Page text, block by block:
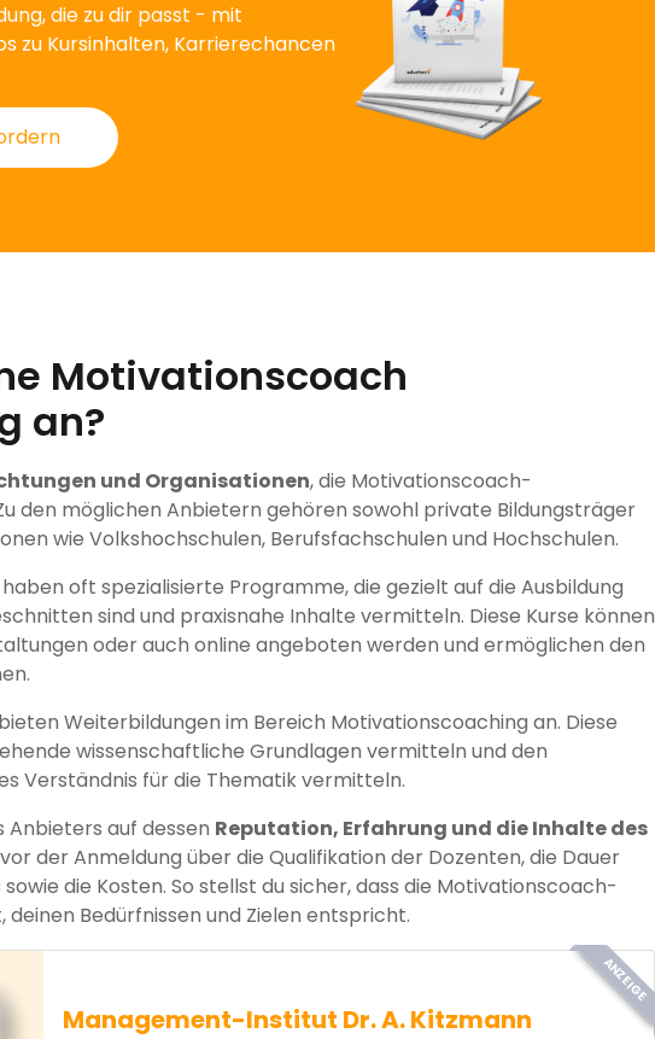
die zu dir passt - mit
zu Kursinhalten, Karrierechancen
Motivationscoach
an?
und Organisationen, die Motivationscoach-
den möglichen Anbietern gehören sowohl private Bildungsträger
wie Volkshochschulen, Berufsfachschulen und Hochschulen.
haben oft spezialisierte Programme, die gezielt auf die Ausbildung
sind und praxisnahe Inhalte vermitteln. Diese Kurse können
oder auch online angeboten werden und ermöglichen den
bieten Weiterbildungen im Bereich Motivationscoaching an. Diese
wissenschaftliche Grundlagen vermitteln und den
Verständnis für die Thematik vermitteln.
Anbieters auf dessen Reputation, Erfahrung und die Inhalte des
der Anmeldung über die Qualifikation der Dozenten, die Dauer
die Kosten. So stellst du sicher, dass die Motivationscoach-
deinen Bedürfnissen und Zielen entspricht.
ANZEIGE
Management-Institut Dr. A. Kitzmann